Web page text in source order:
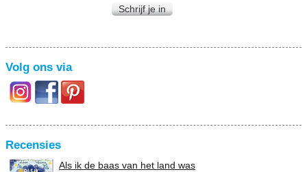
Schrijf je in
Volg ons via
Recensies
Als ik de baas van het land was